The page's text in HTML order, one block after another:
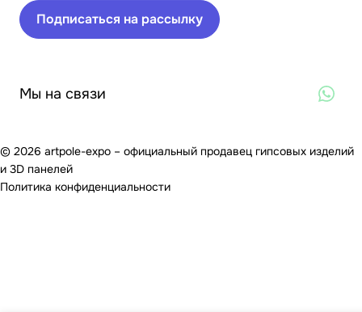
Подписаться на рассылку
Мы на связи
© 2026 artpole-expo – официальный продавец гипсовых изделий
и 3D панелей
Политика конфиденциальности